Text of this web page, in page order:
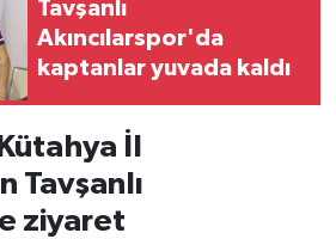
Tavşanlı
Akıncılarspor'da
kaptanlar yuvada kaldı
İl
Tavşanlı
ziyaret